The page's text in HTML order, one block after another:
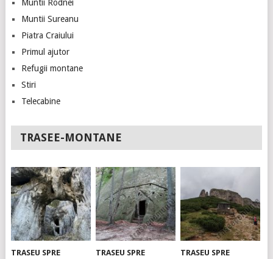
Muntii Rodnei
Muntii Sureanu
Piatra Craiului
Primul ajutor
Refugii montane
Stiri
Telecabine
TRASEE-MONTANE
TRASEU SPRE TRASEU SPRE TRASEU SPRE